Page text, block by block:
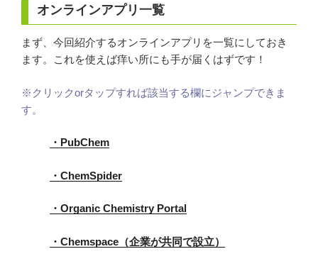
オンラインアプリ一覧
まず、今回紹介するオンラインアプリを一覧にしておき
ます。これを使えば痒い所にも手が届くはずです！
※クリックorタップすれば該当する欄にジャンプできま
す。
・PubChem
・ChemSpider
・Organic Chemistry Portal
・Chemspace（企業が共同で設立）